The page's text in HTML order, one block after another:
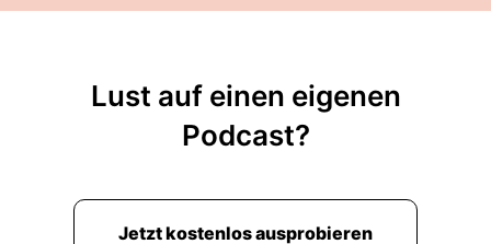
Lust auf einen eigenen
Podcast?
Jetzt kostenlos ausprobieren